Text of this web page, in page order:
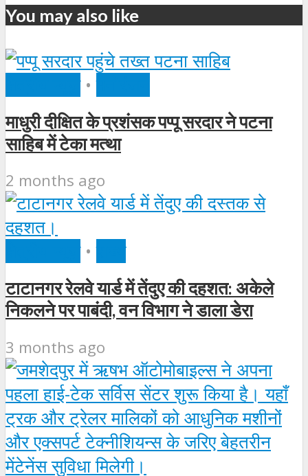
You may also like
•
माधुरी दीक्षित के प्रशंसक पप्पू सरदार ने पटना
साहिब में टेका मत्था
2 months ago
•
टाटानगर रेलवे यार्ड में तेंदुए की दहशत: अकेले
निकलने पर पाबंदी, वन विभाग ने डाला डेरा
3 months ago